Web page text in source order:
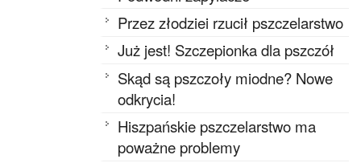
Przez złodziei rzucił pszczelarstwo
Już jest! Szczepionka dla pszczół
Skąd są pszczoły miodne? Nowe
odkrycia!
Hiszpańskie pszczelarstwo ma
poważne problemy